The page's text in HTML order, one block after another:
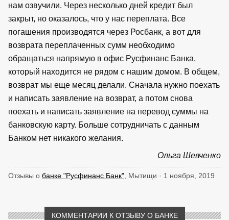
нам озвучили. Через несколько дней кредит был
закрыт, но оказалось, что у нас переплата. Все
погашения производятся через Росбанк, а вот для
возврата переплаченных сумм необходимо
обращаться напрямую в офис Русфинанс Банка,
который находится не рядом с нашим домом. В общем,
возврат мы еще месяц делали. Сначала нужно поехать
и написать заявление на возврат, а потом снова
поехать и написать заявление на перевод суммы на
банковскую карту. Больше сотрудничать с данным
Банком нет никакого желания.
Ольга Шевченко
Отзывы о банке "Русфинанс Банк" , Мытищи · 1 ноября, 2019
КОММЕНТАРИИ К ОТЗЫВУ О БАНКЕ